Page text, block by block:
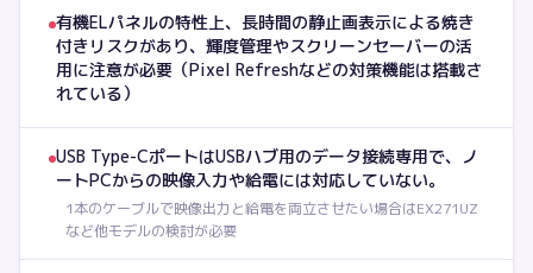
有機ELパネルの特性上、長時間の静止画表示による焼き
付きリスクがあり、輝度管理やスクリーンセーバーの活
用に注意が必要（Pixel Refreshなどの対策機能は搭載さ
れている）
USB Type-CポートはUSBハブ用のデータ接続専用で、ノ
ートPCからの映像入力や給電には対応していない。
1本のケーブルで映像出力と給電を両立させたい場合はEX271UZ
など他モデルの検討が必要